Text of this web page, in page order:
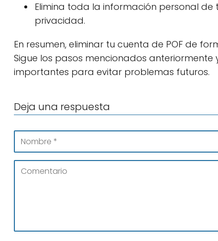
Elimina toda la información personal
privacidad.
En resumen, eliminar tu cuenta de POF de
Sigue los pasos mencionados
importantes para evitar problemas futuros.
Deja una respuesta